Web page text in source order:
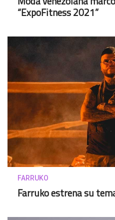
“ExpoFitness 2021”
FARRUKO
Farruko estrena su